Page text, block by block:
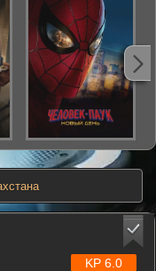
KP 6.0